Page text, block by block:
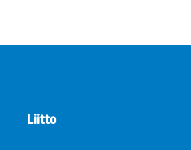
Liitto